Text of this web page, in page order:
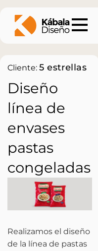
Cliente: 5 estrellas
Diseño
línea de
envases
pastas
congeladas
Realizamos el diseño
de la línea de pastas